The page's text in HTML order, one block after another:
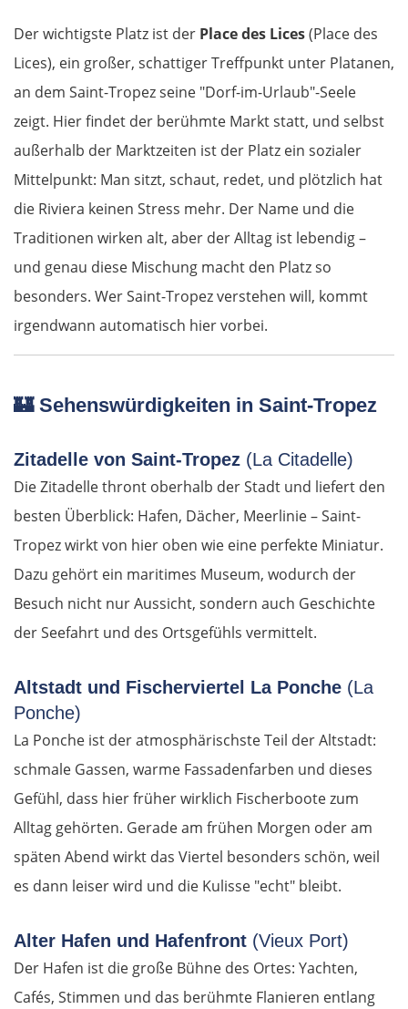
Der wichtigste Platz ist der Place des Lices(Place des
Lices), ein großer, schattiger Treffpunkt unter Platanen,
an dem Saint-Tropez seine "Dorf-im-Urlaub"-Seele
zeigt. Hier findet der berühmte Markt statt, und selbst
außerhalb der Marktzeiten ist der Platz ein sozialer
Mittelpunkt: Man sitzt, schaut, redet, und plötzlich hat
die Riviera keinen Stress mehr. Der Name und die
Traditionen wirken alt, aber der Alltag ist lebendig –
und genau diese Mischung macht den Platz so
besonders. Wer Saint-Tropez verstehen will, kommt
irgendwann automatisch hier vorbei.
🏰Sehenswürdigkeiten in Saint-Tropez
Zitadelle von Saint-Tropez (La Citadelle)
Die Zitadelle thront oberhalb der Stadt und liefert den
besten Überblick: Hafen, Dächer, Meerlinie – Saint-
Tropez wirkt von hier oben wie eine perfekte Miniatur.
Dazu gehört ein maritimes Museum, wodurch der
Besuch nicht nur Aussicht, sondern auch Geschichte
der Seefahrt und des Ortsgefühls vermittelt.
Altstadt und Fischerviertel La Ponche (La
Ponche)
La Ponche ist der atmosphärischste Teil der Altstadt:
schmale Gassen, warme Fassadenfarben und dieses
Gefühl, dass hier früher wirklich Fischerboote zum
Alltag gehörten. Gerade am frühen Morgen oder am
späten Abend wirkt das Viertel besonders schön, weil
es dann leiser wird und die Kulisse "echt" bleibt.
Alter Hafen und Hafenfront (Vieux Port)
Der Hafen ist die große Bühne des Ortes: Yachten,
Cafés, Stimmen und das berühmte Flanieren entlang